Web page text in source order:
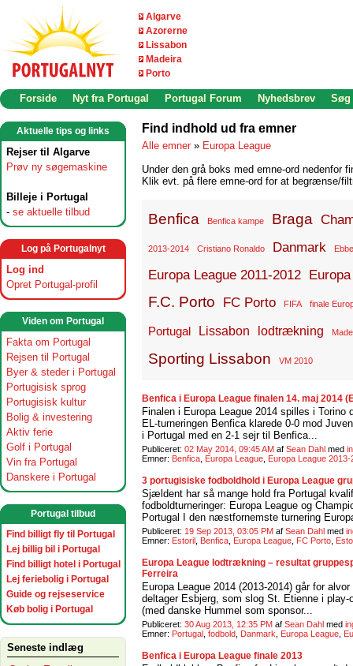
Algarve
Azorerne
Lissabon
Madeira
Porto
Forside Nyt fra Portugal Portugal Forum Nyhedsbrev Søg
Aktuelle tips og links
Rejser til Algarve
Prøv ny søgemaskine
Billeje i Portugal
- se aktuelle tilbud
Log på Portugalnyt
Log ind
Opret Portugal-profil
Viden om Portugal
Fakta om Portugal
Rejsen til Portugal
Byer & steder i Portugal
Portugisisk sprog
Portugisisk kultur
Bolig & investering
Aktiv ferie
Golf i Portugal
Vin fra Portugal
Danskere i Portugal
Portugal tilbud
Find billigt fly til Portugal
Lej billig bil i Portugal
Find billigt hotel i Portugal
Lej feriebolig i Portugal
Guide og rejseservice
Køb bolig i Portugal
Seneste indlæg
Find indhold ud fra emner
Alle emner » Europa League
Under den grå boks med emne-ord nedenfor
Klik evt. på flere emne-ord for at begrænse/
Benfica Benfica kampe Braga
2013-2014 Cristiano Ronaldo Danmark
Europa League 2011-2012
F.C. Porto FC Porto FIFA finale
Portugal Lissabon lodtrækning
Sporting Lissabon VM 2010
Benfica i Europa League finalen 14. maj 2014
Finalen i Europa League 2014 spilles i
EL-turneringen Benfica klarede 0-0 mod
i Portugal med en 2-1 sejr til Benfica...
Publiceret: 02 May 2014, 09:45 AM af Sean Dahl med
Emner: Benfica Europa League Europa League 2013-
3 portugisiske fodboldhold i Europa League
Sjældent har så mange hold fra Portugal
fodboldturneringer: Europa League og
Portugal I den næstfornemste turnering
Publiceret: 19 Sep 2013, 03:05 PM af Sean Dahl med
Emner: Estoril Benfica Europa League FC Porto
Europa League lodtrækning – resultat
Ferreira
Europa League 2014 (2013-2014) går for
deltager Esbjerg, som slog St. Etienne i
(med danske Hummel som sponsor...
Publiceret: 30 Aug 2013, 12:35 PM af Sean Dahl med
Emner: Portugal fodbold Danmark Europa League
Benfica i Europa League finale 2013